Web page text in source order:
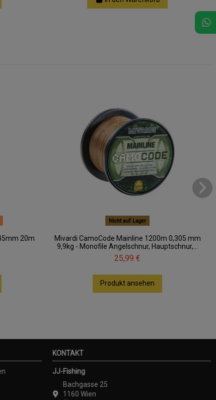
20m
Nicht auf Lager
Mivardi CamoCode Mainline 1200m 0,305 mm
9,9kg - Monofile Angelschnur, Hauptschnur,...
25,99 €
Produkt ansehen
KONTAKT
JJ-Fishing
Bachgasse 25
1160 Wien